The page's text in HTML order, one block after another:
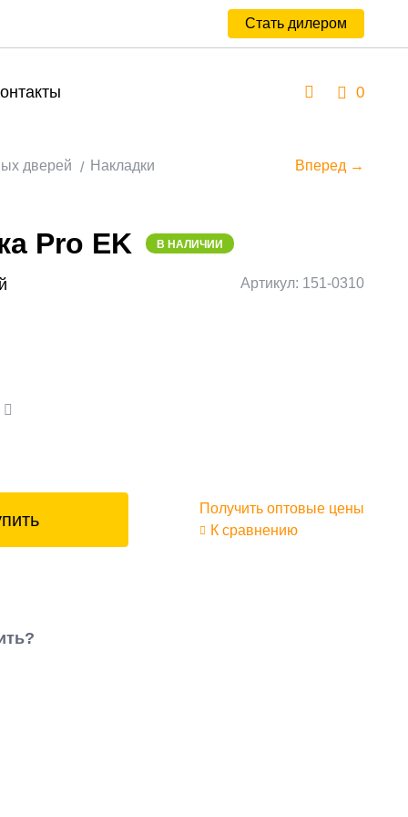
Стать дилером
0
дверей Накладки Вперед →
Pro EK В НАЛИЧИИ
Артикул: 151-0310
Получить оптовые цены
К сравнению